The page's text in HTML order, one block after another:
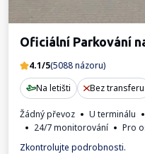
Oficiální Parkování
4.1/5(5088 názoru)
Na letišti
Bez transferu
Žádný převoz U terminálu
24/7 monitorování
Pro
Požadované registrační
Zkontrolujte podrobnosti.